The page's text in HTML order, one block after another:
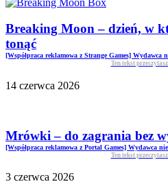
Breaking Moon – dzień, w
tonąć
[Współpraca reklamowa z Strange Games] Wydawca
Ten tekst
14 czerwca 2026
Mrówki – do zagrania bez
[Współpraca reklamowa z Portal Games] Wydawca
Ten tekst
3 czerwca 2026